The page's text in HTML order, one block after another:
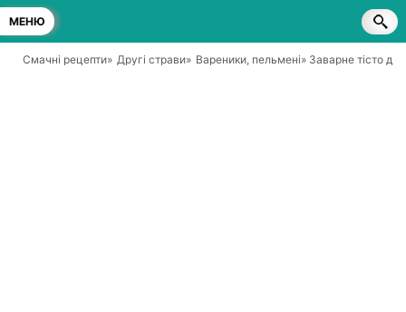
МЕНЮ
Смачні рецепти» Другі страви» Вареники, пельмені» Заварне тісто